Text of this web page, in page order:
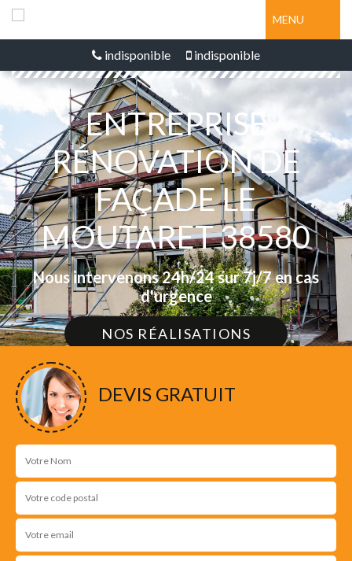
MENU
indisponible indisponible
ENTREPRISE
RÉNOVATION DE
FAÇADE LE
MOUTARET 38580
Nous intervenons 24h/24 sur 7j/7 en cas
d'urgence
NOS RÉALISATIONS
DEVIS GRATUIT